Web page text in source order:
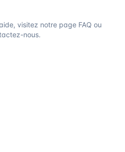
visitez notre page FAQ ou
nous.